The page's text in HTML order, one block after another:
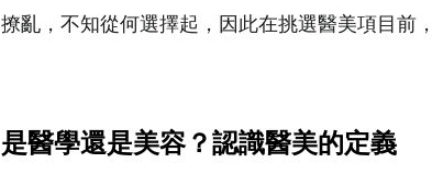
撩亂，不知從何選擇起，因此在挑選醫美項目前
是醫學還是美容？認識醫美的定義